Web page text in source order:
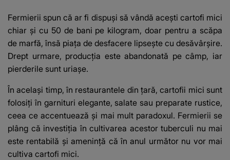
suspecți
Fermierii spun că ar fi dispuși să vândă acești cartofi mici
chiar și cu 50 de bani pe kilogram, doar pentru a scăpa
de marfă, însă piața de desfacere lipsește cu desăvârșire.
Drept urmare, producția este abandonată pe câmp, iar
pierderile sunt uriașe.
În același timp, în restaurantele din țară, cartofii mici sunt
folosiți în garnituri elegante, salate sau preparate rustice,
ceea ce accentuează și mai mult paradoxul. Fermierii se
plâng că investiția în cultivarea acestor tuberculi nu mai
este rentabilă și amenință că în anul următor nu vor mai
cultiva cartofi mici.